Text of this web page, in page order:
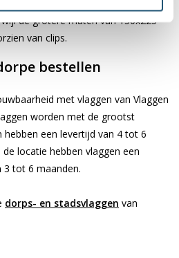
de grotere maten van 150x225
van clips.
bestellen
met vlaggen van Vlaggen
worden met de grootst
een levertijd van 4 tot 6
locatie hebben vlaggen een
3 tot 6 maanden.
dorps- en stadsvlaggen van